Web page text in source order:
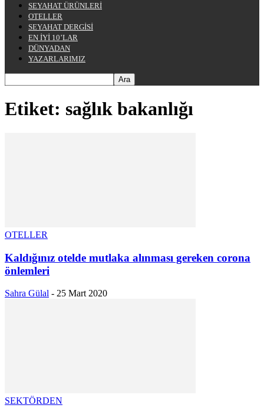
SEYAHAT ÜRÜNLERİ
OTELLER
SEYAHAT DERGİSİ
EN İYİ 10’LAR
DÜNYADAN
YAZARLARIMIZ
Etiket: sağlık bakanlığı
OTELLER
Kaldığınız otelde mutlaka alınması gereken corona
önlemleri
Sahra Gülal - 25 Mart 2020
SEKTÖRDEN